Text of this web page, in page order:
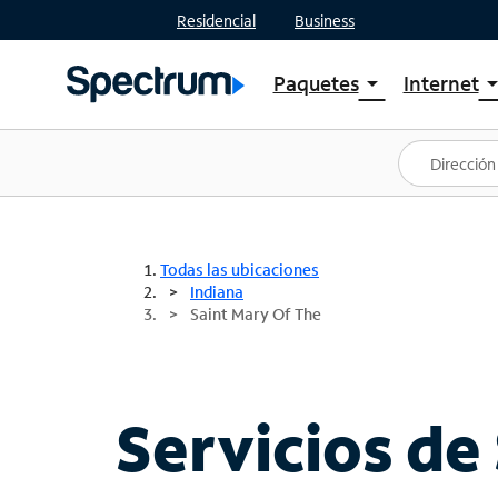
Residencial Business
Paquetesarrow_drop_down
Ver paquetes
Spectrum One
Mejores ofertas
Internetarrow_drop_down
Planes
Todas las ubicaciones
Indiana
Saint Mary Of The
Servicios